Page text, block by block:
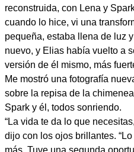
reconstruida, con Lena y
cuando lo hice, vi una
pequeña, estaba llena de luz
nuevo, y Elias había vuelto a
versión de él mismo, más
Me mostró una fotografía
sobre la repisa de la
Spark y él, todos sonriendo.
“La vida te da lo que
dijo con los ojos brillantes.
más. Tuve una segunda